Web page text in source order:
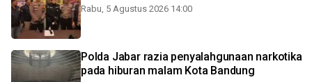
Rabu, 5 Agustus 2026 14:00
Polda Jabar razia penyalahgunaan narkotika
pada hiburan malam Kota Bandung